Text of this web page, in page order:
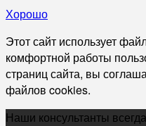
Хорошо
Этот сайт использует
комфортной работы
страниц сайта, вы
файлов cookies.
Наши консультанты